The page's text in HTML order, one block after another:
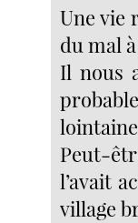
Une vie
du mal
Il nous
Peut-
l’avait
village